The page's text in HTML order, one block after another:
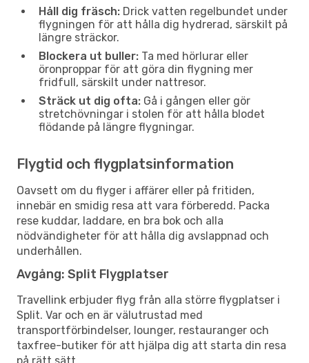
Håll dig fräsch: Drick vatten regelbundet under
flygningen för att hålla dig hydrerad, särskilt på
längre sträckor.
Blockera ut buller: Ta med hörlurar eller
öronproppar för att göra din flygning mer
fridfull, särskilt under nattresor.
Sträck ut dig ofta: Gå i gången eller gör
stretchövningar i stolen för att hålla blodet
flödande på längre flygningar.
Flygtid och flygplatsinformation
Oavsett om du flyger i affärer eller på fritiden,
innebär en smidig resa att vara förberedd. Packa
rese kuddar, laddare, en bra bok och alla
nödvändigheter för att hålla dig avslappnad och
underhållen.
Avgång: Split Flygplatser
Travellink erbjuder flyg från alla större flygplatser i
Split. Var och en är välutrustad med
transportförbindelser, lounger, restauranger och
taxfree-butiker för att hjälpa dig att starta din resa